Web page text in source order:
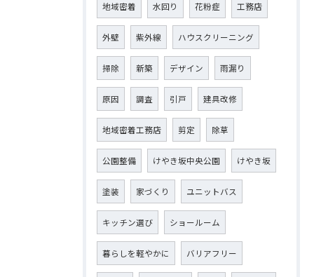
地域密着 水回り 花粉症 工務店
外壁 紫外線 ハウスクリーニング
掃除 新築 デザイン 雨漏り
原因 調査 引戸 建具改修
地域密着工務店 剪定 除草
公園整備 けやき坂中央公園 けやき坂
塗装 家づくり ユニットバス
キッチン選び ショールーム
暮らしを軽やかに バリアフリー